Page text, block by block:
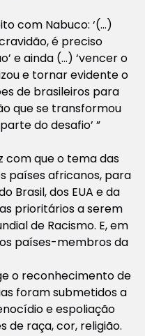
com Nabuco: ‘(…)
é preciso
e ainda (…) ‘vencer o
e tornar evidente o
de brasileiros para
que se transformou
do desafio’ ”
com que o tema das
países africanos, para
Brasil, dos EUA e da
prioritários a serem
de Racismo. E, em
países-membros da
o reconhecimento de
foram submetidos a
e espoliação
de raça, cor, religião.